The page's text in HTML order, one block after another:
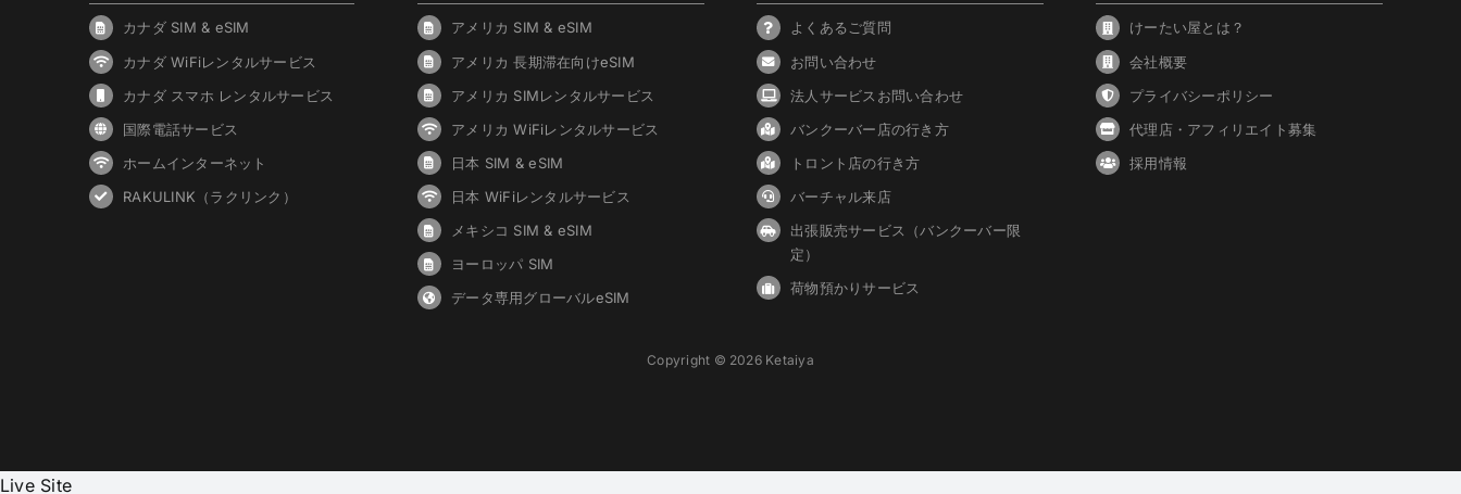
カナダ SIM & eSIM
カナダ WiFiレンタルサービス
カナダ スマホ レンタルサービス
国際電話サービス
ホームインターネット
RAKULINK（ラクリンク）
アメリカ SIM & eSIM
アメリカ 長期滞在向けeSIM
アメリカ SIMレンタルサービス
アメリカ WiFiレンタルサービス
日本 SIM & eSIM
日本 WiFiレンタルサービス
メキシコ SIM & eSIM
ヨーロッパ SIM
データ専用グローバルeSIM
よくあるご質問
お問い合わせ
法人サービスお問い合わせ
バンクーバー 店の行き方
トロント店の行き方
バーチャル来店
出張販売サービス（バンクーバー限
定）
荷物預かりサービス
けーたい屋とは？
会社概要
プライバシーポリシー
代理店・アフィリエイト募集
採用情報
Copyright © 2026 Ketaiya
Live Site